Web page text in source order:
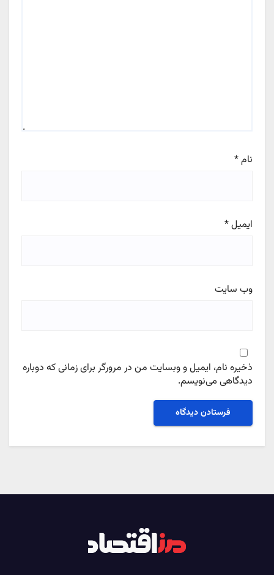
نام*
ایمیل*
وب‌ سایت
ذخیره نام، ایمیل و وبسایت من در مرورگر برای زمانی که دوباره
دیدگاهی می‌نویسم.